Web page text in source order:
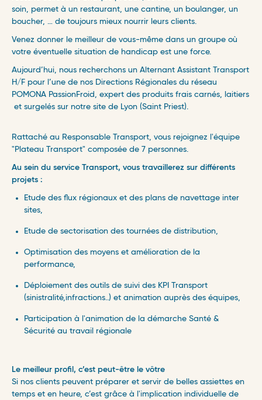
soin, permet à un restaurant, une cantine, un boulanger, un
boucher, … de toujours mieux nourrir leurs clients.
Venez donner le meilleur de vous-même dans un groupe où
votre éventuelle situation de handicap est une force.
Aujourd’hui, nous recherchons un Alternant Assistant Transport
H/F pour l’une de nos Directions Régionales du réseau
POMONA PassionFroid, expert des produits frais carnés, laitiers
et surgelés sur notre site de Lyon (Saint Priest).
Rattaché au Responsable Transport, vous rejoignez l'équipe
"Plateau Transport" composée de 7 personnes.
Au sein du service Transport, vous travaillerez sur différents
projets :
Etude des flux régionaux et des plans de navettage inter
sites,
Etude de sectorisation des tournées de distribution,
Optimisation des moyens et amélioration de la
performance,
Déploiement des outils de suivi des KPI Transport
(sinistralité,infractions..) et animation auprès des équipes,
Participation à l'animation de la démarche Santé &
Sécurité au travail régionale
Le meilleur profil, c’est peut-être le vôtre
Si nos clients peuvent préparer et servir de belles assiettes en
temps et en heure, c’est grâce à l'implication individuelle de